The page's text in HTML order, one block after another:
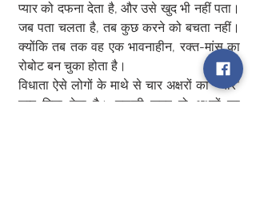
प्यार को दफना देता है, और उसे खुद भी नहीं पता।
जब पता चलता है, तब कुछ करने को बचता नहीं।
क्योंकि तब तक वह एक भावनाहीन, रक्त-मांस का
रोबोट बन चुका होता है।
विधाता ऐसे लोगों के माथे से चार अक्षरों का "प्यार"
शब्द मिटा देता है। उसकी जगह दो अक्षरों का